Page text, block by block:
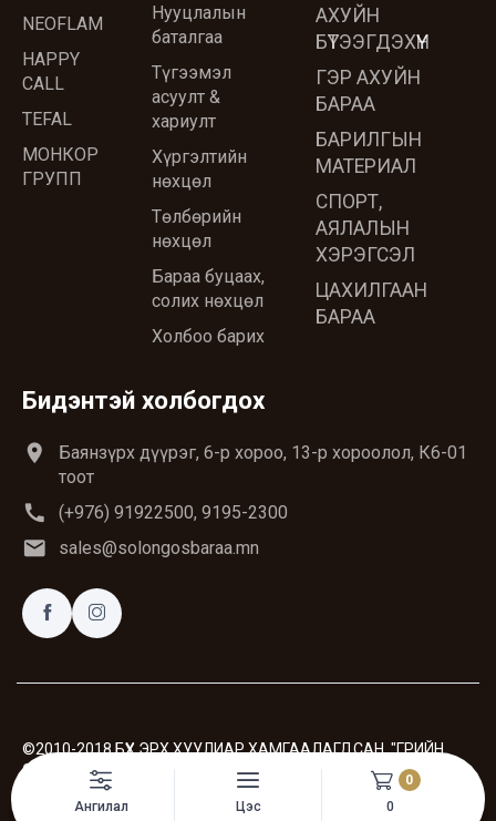
Ангилал Цэс
0
0
NEOFLAM
HAPPY
CALL
TEFAL
МОНКОР
ГРУПП
Нууцлалын
баталгаа
Түгээмэл
асуулт &
хариулт
Хүргэлтийн
нөхцөл
Төлбөрийн
нөхцөл
Бараа буцаах,
солих нөхцөл
Холбоо барих
АХУЙН
БҮТЭЭГДЭХҮҮН
ГЭР АХУЙН
БАРАА
БАРИЛГЫН
МАТЕРИАЛ
СПОРТ,
АЯЛАЛЫН
ХЭРЭГСЭЛ
ЦАХИЛГААН
БАРАА
Бидэнтэй холбогдох
location_on
Баянзүрх дүүрэг, 6-р хороо, 13-р хороолол, К6-01
тоот
call (+976) 91922500, 9195-2300
email sales@solongosbaraa.mn
©2010-2018 БҮХ ЭРХ ХУУЛИАР ХАМГААЛАГДСАН. "ГРИЙН
СОФТ" ХХК
Вэб сайтыг:Грийн софт ХХК